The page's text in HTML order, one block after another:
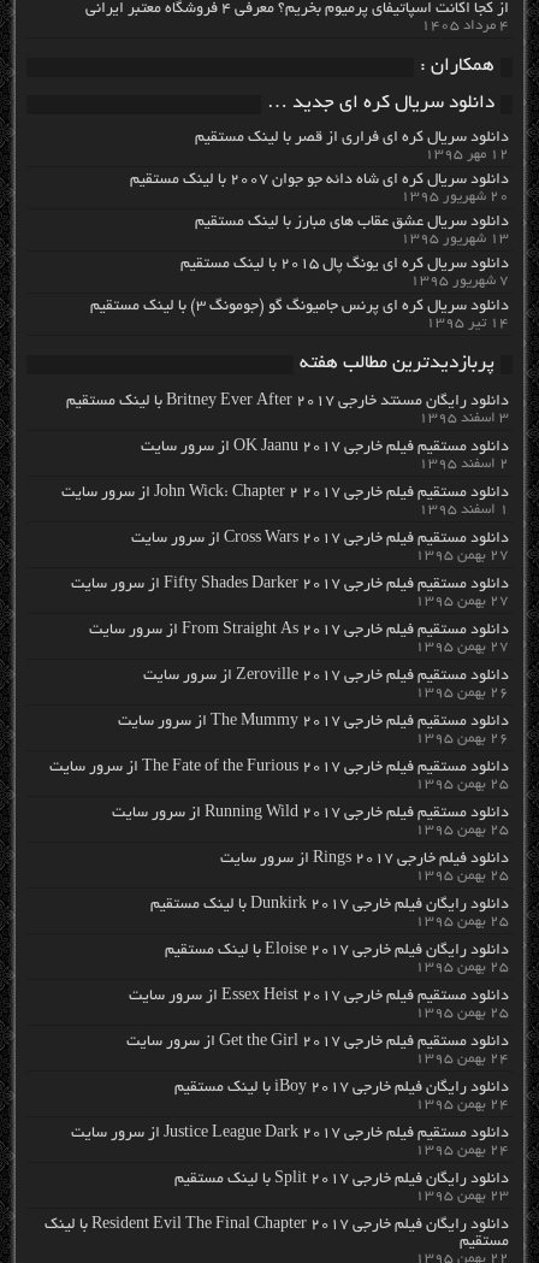
از کجا اکانت اسپاتیفای پرمیوم بخریم؟ معرفی ۴ فروشگاه معتبر ایرانی
۴ مرداد ۱۴۰۵
همکاران :
دانلود سریال کره ای جدید …
دانلود سریال کره ای فراری از قصر با لینک مستقیم
۱۲ مهر ۱۳۹۵
دانلود سریال کره ای شاه دائه جو جوان ۲۰۰۷ با لینک مستقیم
۲۰ شهریور ۱۳۹۵
دانلود سریال عشق عقاب های مبارز با لینک مستقیم
۱۳ شهریور ۱۳۹۵
دانلود سریال کره ای یونگ پال ۲۰۱۵ با لینک مستقیم
۷ شهریور ۱۳۹۵
دانلود سریال کره ای پرنس جامیونگ گو (جومونگ ۳) با لینک مستقیم
۱۴ تیر ۱۳۹۵
پربازدیدترین مطالب هفته
دانلود رایگان مسنتد خارجی Britney Ever After 2017 با لینک مستقیم
۳ اسفند ۱۳۹۵
دانلود مستقیم فیلم خارجی OK Jaanu 2017 از سرور سایت
۲ اسفند ۱۳۹۵
دانلود مستقیم فیلم خارجی John Wick: Chapter 2 2017 از سرور سایت
۱ اسفند ۱۳۹۵
دانلود مستقیم فیلم خارجی Cross Wars 2017 از سرور سایت
۲۷ بهمن ۱۳۹۵
دانلود مستقیم فیلم خارجی Fifty Shades Darker 2017 از سرور سایت
۲۷ بهمن ۱۳۹۵
دانلود مستقیم فیلم خارجی From Straight As 2017 از سرور سایت
۲۷ بهمن ۱۳۹۵
دانلود مستقیم فیلم خارجی Zeroville 2017 از سرور سایت
۲۶ بهمن ۱۳۹۵
دانلود مستقیم فیلم خارجی The Mummy 2017 از سرور سایت
۲۶ بهمن ۱۳۹۵
دانلود مستقیم فیلم خارجی The Fate of the Furious 2017 از سرور سایت
۲۵ بهمن ۱۳۹۵
دانلود مستقیم فیلم خارجی Running Wild 2017 از سرور سایت
۲۵ بهمن ۱۳۹۵
دانلود فیلم خارجی Rings 2017 از سرور سایت
۲۵ بهمن ۱۳۹۵
دانلود رایگان فیلم خارجی Dunkirk 2017 با لینک مستقیم
۲۵ بهمن ۱۳۹۵
دانلود رایگان فیلم خارجی Eloise 2017 با لینک مستقیم
۲۵ بهمن ۱۳۹۵
دانلود مستقیم فیلم خارجی Essex Heist 2017 از سرور سایت
۲۵ بهمن ۱۳۹۵
دانلود مستقیم فیلم خارجی Get the Girl 2017 از سرور سایت
۲۴ بهمن ۱۳۹۵
دانلود رایگان فیلم خارجی iBoy 2017 با لینک مستقیم
۲۴ بهمن ۱۳۹۵
دانلود مستقیم فیلم خارجی Justice League Dark 2017 از سرور سایت
۲۴ بهمن ۱۳۹۵
دانلود رایگان فیلم خارجی Split 2017 با لینک مستقیم
۲۳ بهمن ۱۳۹۵
دانلود رایگان فیلم خارجی Resident Evil The Final Chapter 2017 با لینک
مستقیم
۲۲ بهمن ۱۳۹۵